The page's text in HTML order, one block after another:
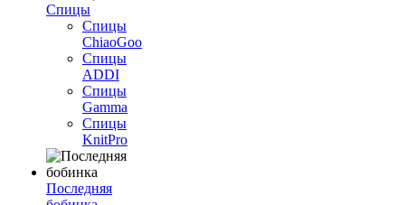
Спицы
Спицы
ChiaoGoo
Спицы
ADDI
Спицы
Gamma
Спицы
KnitPro
Последняя